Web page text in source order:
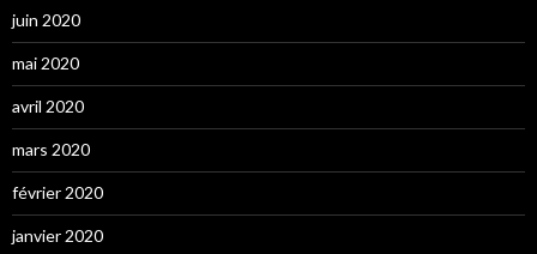
juin 2020
mai 2020
avril 2020
mars 2020
février 2020
janvier 2020